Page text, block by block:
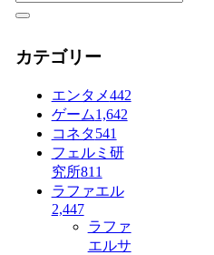
カテゴリー
エンタメ442
ゲーム1,642
コネタ541
フェルミ研
究所811
ラファエル
2,447
ラファ
エルサ